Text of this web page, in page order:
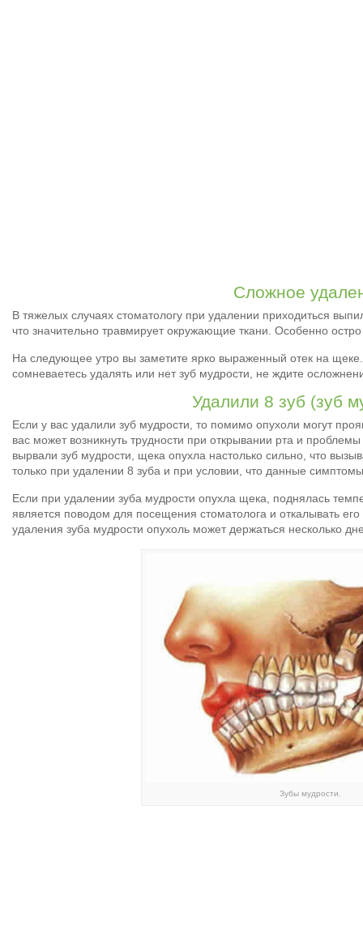
Сложное
В тяжелых случаях стоматологу при удалении приходиться
что значительно травмирует окружающие ткани. Особенно
На следующее утро вы заметите ярко выраженный отек на
сомневаетесь удалять или нет зуб мудрости, не ждите
Удалили 8 зуб (зуб
Если у вас удалили зуб мудрости, то помимо опухоли могут
вас может возникнуть трудности при открывании рта и
вырвали зуб мудрости, щека опухла настолько сильно, что
только при удалении 8 зуба и при условии, что данные
Если при удалении зуба мудрости опухла щека, поднялась
является поводом для посещения стоматолога и откалывать
удаления зуба мудрости опухоль может держаться несколько
Зубы мудрости.